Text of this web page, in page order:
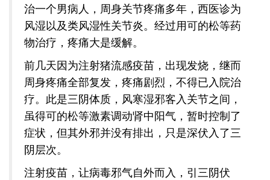
治一个男病人，周身关节疼痛多年，西医诊为
风湿以及类风湿性关节炎。经过用可的松等药
物治疗，疼痛大是缓解。
前几天因为注射猪流感疫苗，出现发烧，继而
周身疼痛全部复发，疼痛剧烈，不得已入院治
疗。此是三阴体质，风寒湿邪客入关节之间，
虽得可的松等激素调动肾中阳气，暂时控制了
症状，但其外邪并没有排出，只是深伏入了三
阴层次。
注射疫苗，让病毒邪气自外而入，引三阴伏